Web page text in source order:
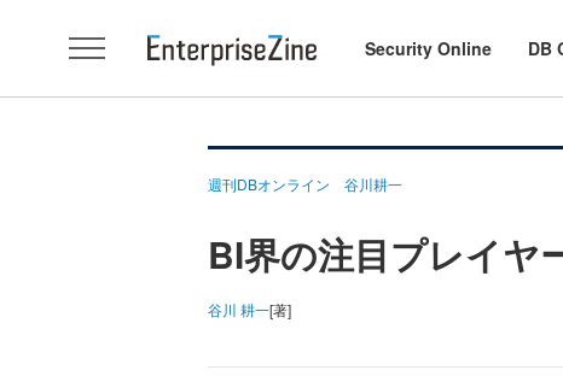
Security Online DB
週刊DBオンライン 谷川耕一
BI界の注目プレイヤ
谷川 耕一[著]